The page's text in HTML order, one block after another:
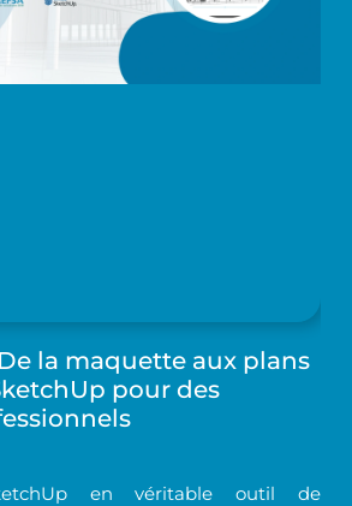
la maquette aux plans
pour des
en véritable outil de